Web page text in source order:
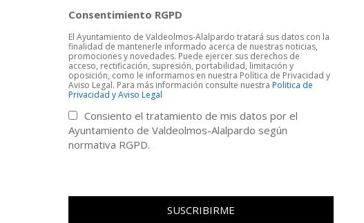
Consentimiento RGPD
El Ayuntamiento de Valdeolmos-Alalpardo tratará sus datos con la
finalidad de mantenerle informado acerca de nuestras noticias,
promociones y novedades. Puede ejercer sus derechos de
acceso, rectificación, supresión, portabilidad, limitación y
oposición, como le informamos en nuestra Política de Privacidad y
Aviso Legal. Para más información consulte nuestraPolitica de
Privacidad y Aviso Legal
Consiento el tratamiento de mis datos por el
Ayuntamiento de Valdeolmos-Alalpardo según
normativa RGPD.